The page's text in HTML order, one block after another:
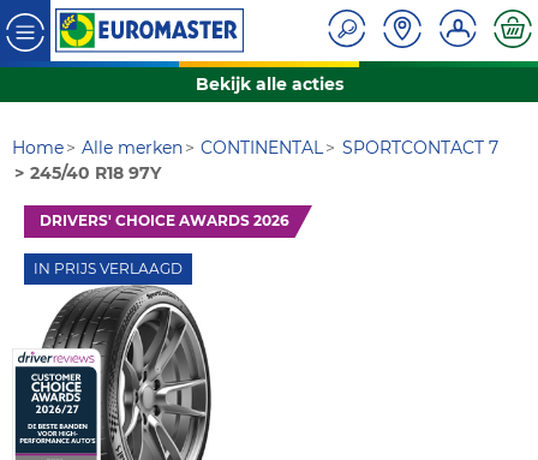
Bekijk alle acties
Home Alle merken CONTINENTAL
SPORTCONTACT 7
245/40 R18 97Y
DRIVERS' CHOICE AWARDS 2026
IN PRIJS VERLAAGD